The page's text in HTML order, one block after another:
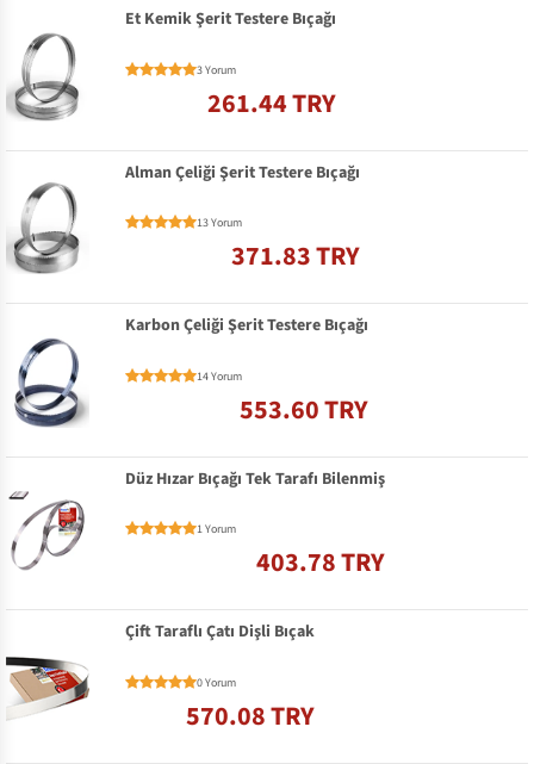
Et Kemik Şerit Testere Bıçağı
3 Yorum
261.44 TRY
Alman Çeliği Şerit Testere Bıçağı
13 Yorum
371.83 TRY
Karbon Çeliği Şerit Testere Bıçağı
14 Yorum
553.60 TRY
Düz Hızar Bıçağı Tek Tarafı Bilenmiş
1 Yorum
403.78 TRY
Çift Taraflı Çatı Dişli Bıçak
0 Yorum
570.08 TRY